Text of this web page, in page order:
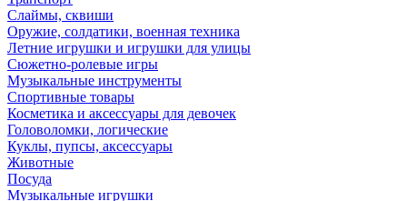
Слаймы, сквиши
Оружие, солдатики, военная техника
Летние игрушки и игрушки для улицы
Сюжетно-ролевые игры
Музыкальные инструменты
Спортивные товары
Косметика и аксессуары для девочек
Головоломки, логические
Куклы, пупсы, аксессуары
Животные
Посуда
Музыкальные игрушки